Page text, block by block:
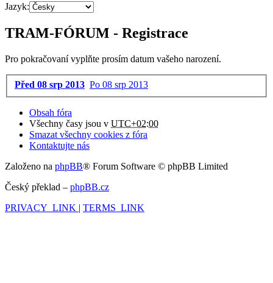
Jazyk:
TRAM-FÓRUM - Registrace
Pro pokračovaní vyplňte prosím datum vašeho narození.
Před 08 srp 2013 Po 08 srp 2013
Obsah fóra
Všechny časy jsou v UTC+02:00
Smazat všechny cookies z fóra
Kontaktujte nás
Založeno na phpBB® Forum Software © phpBB Limited
Český překlad – phpBB.cz
PRIVACY_LINK | TERMS_LINK